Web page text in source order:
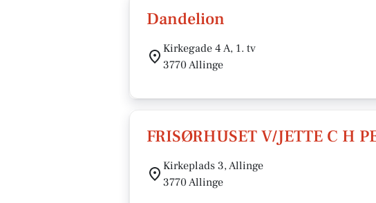
Dandelion
Kirkegade 4 A, 1. tv
3770 Allinge
FRISØRHUSET V/JETTE C H
Kirkeplads 3, Allinge
3770 Allinge